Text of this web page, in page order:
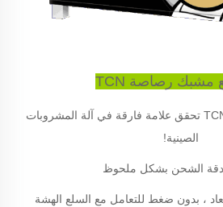
آلة بيع مشابك الرصاص TCN تحقق علامة فارقة في آلة المشروبات
الصينية!
الشحن بشكل ملحوظ
، بدون ضغط للتعامل مع السلع الهشة